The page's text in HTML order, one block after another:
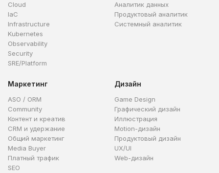
Cloud
IaC
Infrastructure
Kubernetes
Observability
Security
SRE/Platform
Аналитик данных
Продуктовый аналитик
Системный аналитик
Маркетинг
ASO / ORM
Community
Контент и креатив
CRM и удержание
Общий маркетинг
Media Buyer
Платный трафик
SEO
Дизайн
Game Design
Графический дизайн
Иллюстрация
Motion-дизайн
Продуктовый дизайн
UX/UI
Web-дизайн